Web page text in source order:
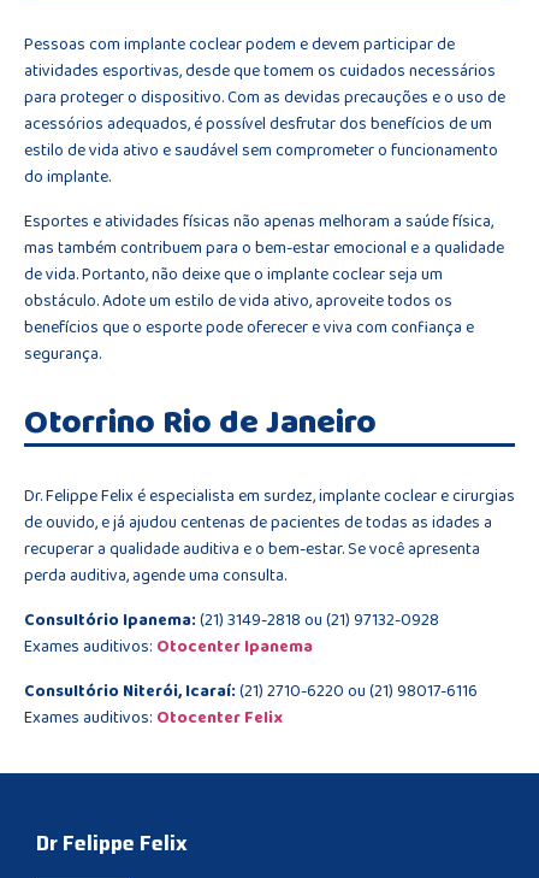
Pessoas com implante coclear podem e devem participar de
atividades esportivas, desde que tomem os cuidados necessários
para proteger o dispositivo. Com as devidas precauções e o uso de
acessórios adequados, é possível desfrutar dos benefícios de um
estilo de vida ativo e saudável sem comprometer o funcionamento
do implante.
Esportes e atividades físicas não apenas melhoram a saúde física,
mas também contribuem para o bem-estar emocional e a qualidade
de vida. Portanto, não deixe que o implante coclear seja um
obstáculo. Adote um estilo de vida ativo, aproveite todos os
benefícios que o esporte pode oferecer e viva com confiança e
segurança.
Otorrino Rio de Janeiro
Dr. Felippe Felix é especialista em surdez, implante coclear e cirurgias
de ouvido, e já ajudou centenas de pacientes de todas as idades a
recuperar a qualidade auditiva e o bem-estar. Se você apresenta
perda auditiva, agende uma consulta.
Consultório Ipanema:(21) 3149-2818 ou (21) 97132-0928
Exames auditivos: Otocenter Ipanema
Consultório Niterói, Icaraí:(21) 2710-6220 ou (21) 98017-6116
Exames auditivos: Otocenter Felix
Dr Felippe Felix